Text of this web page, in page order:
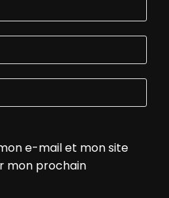
e-mail et mon site
mon prochain